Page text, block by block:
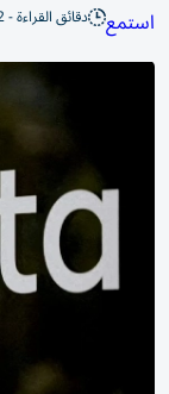
استمع دقائق القراءة - 2